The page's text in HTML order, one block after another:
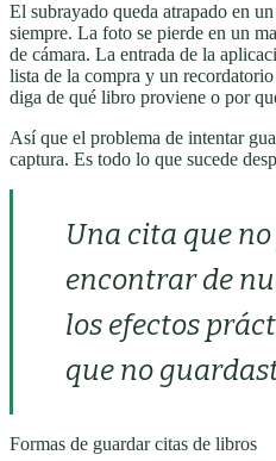
El subrayado queda atrapado en
siempre. La foto se pierde en un
de cámara. La entrada de la
lista de la compra y un
diga de qué libro proviene o por
Así que el problema de intentar
captura. Es todo lo que sucede
Una cita que
encontrar de
los efectos
que no
Formas de guardar citas de libros